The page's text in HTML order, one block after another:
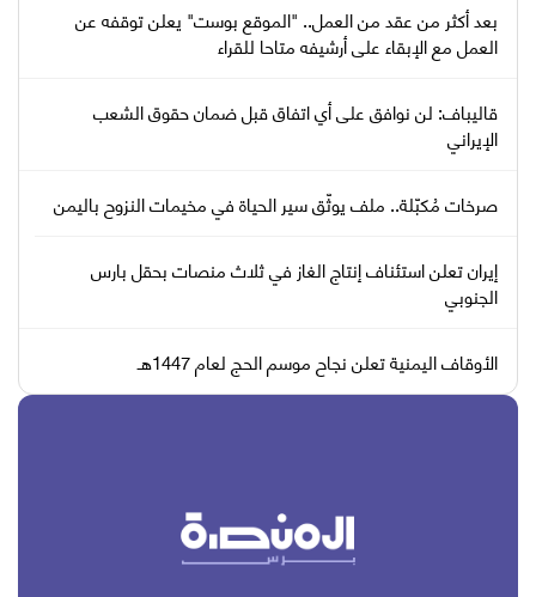
بعد أكثر من عقد من العمل.. "الموقع بوست" يعلن توقفه عن
العمل مع الإبقاء على أرشيفه متاحا للقراء
قاليباف: لن نوافق على أي اتفاق قبل ضمان حقوق الشعب
الإيراني
صرخات مُكبّلة.. ملف يوثّق سير الحياة في مخيمات النزوح باليمن
إيران تعلن استئناف إنتاج الغاز في ثلاث منصات بحقل بارس
الجنوبي
الأوقاف اليمنية تعلن نجاح موسم الحج لعام 1447هـ